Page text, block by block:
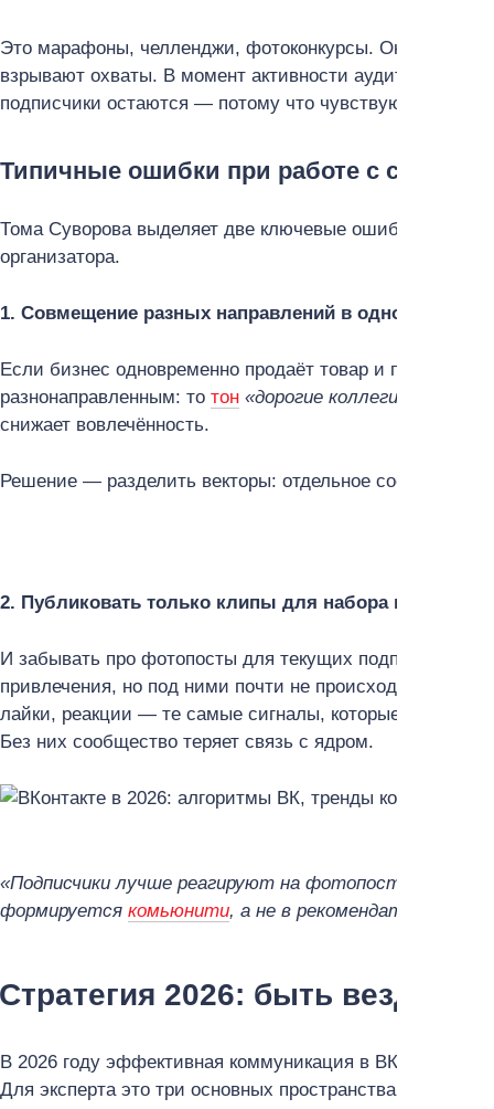
Это марафоны, челленджи, фотоконкурсы. Они не
взрывают охваты. В момент активности аудитория
подписчики остаются — потому что чувствуют себя
Типичные ошибки при работе с
Тома Суворова выделяет две ключевые ошибки,
организатора.
1. Совмещение разных направлений в одном
Если бизнес одновременно продаёт товар и проводит
разнонаправленным: то тон «дорогие коллеги»
снижает вовлечённость.
Решение — разделить векторы: отдельное сообщество
2. Публиковать только клипы для набора новой
И забывать про фотопосты для текущих подписчиков.
привлечения, но под ними почти не происходит
лайки, реакции — те самые сигналы, которые
Без них сообщество теряет связь с ядром.
«Подписчики лучше реагируют на фотопосты
формируется комьюнити, а не в рекомендательных
Стратегия 2026: быть везде
В 2026 году эффективная коммуникация в ВКонтакте
Для эксперта это три основных пространства: